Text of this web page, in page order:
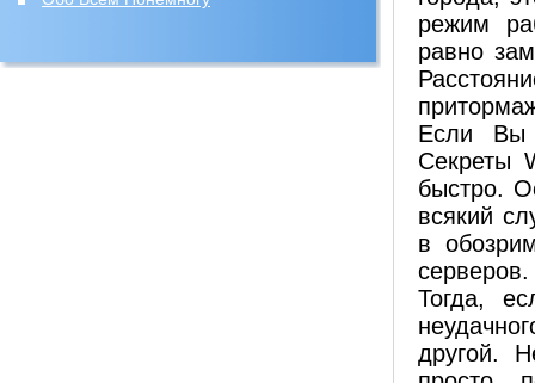
режим
равно
Если Вы
Секреты
быстро.
всякий
в
серверов.
Тогда,
другой.